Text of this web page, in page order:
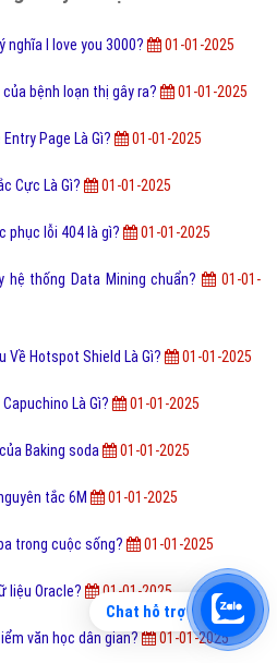
nghĩa I love you 3000? 01-01-2025
bệnh loạn thị gây ra? 01-01-2025
Page Là Gì? 01-01-2025
Cực Là Gì? 01-01-2025
phục lỗi 404 là gì? 01-01-2025
hệ thống Data Mining chuẩn?
01-01-
Về Hotspot Shield Là Gì? 01-01-2025
Là Gì? 01-01-2025
Baking soda 01-01-2025
tắc 6M 01-01-2025
trong cuộc sống? 01-01-2025
liệu Oracle? 01-01-2025
văn học dân gian? 01-01-2025
Chat hỗ trợ